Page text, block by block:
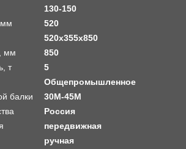
130-150
мм
520
520x355x850
мм
850
т
5
Общепромышленное
балки
30M-45M
Россия
передвижная
ручная